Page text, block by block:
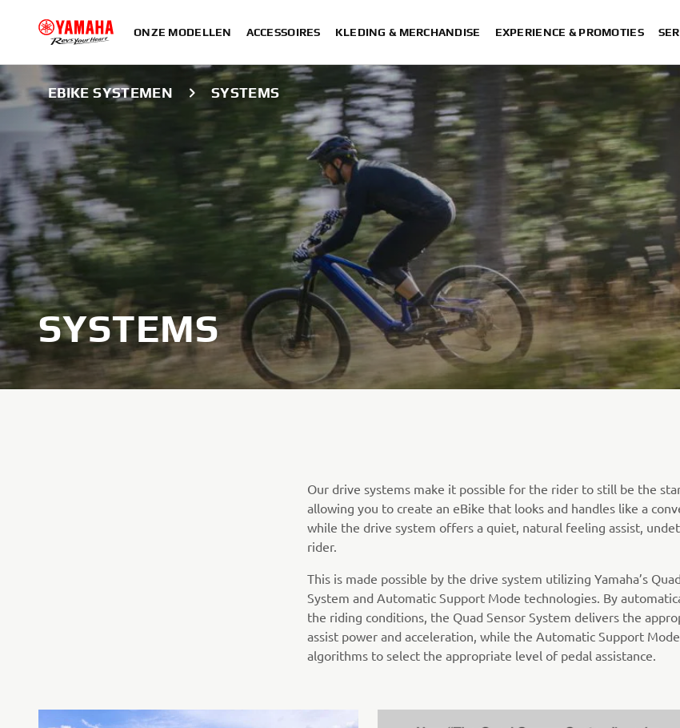
ONZE MODELLEN ACCESSOIRES KLEDING & MERCHANDISE EXPERIENCE & PROMOTIES
EBIKE SYSTEMEN SYSTEMS
SYSTEMS
Our drive systems make it possible for the rider to still be the
allowing you to create an eBike that looks and handles like a
while the drive system offers a quiet, natural feeling assist,
rider.
This is made possible by the drive system utilizing Yamaha’s
System and Automatic Support Mode technologies. By
the riding conditions, the Quad Sensor System delivers the
assist power and acceleration, while the Automatic Support
algorithms to select the appropriate level of pedal assistance.